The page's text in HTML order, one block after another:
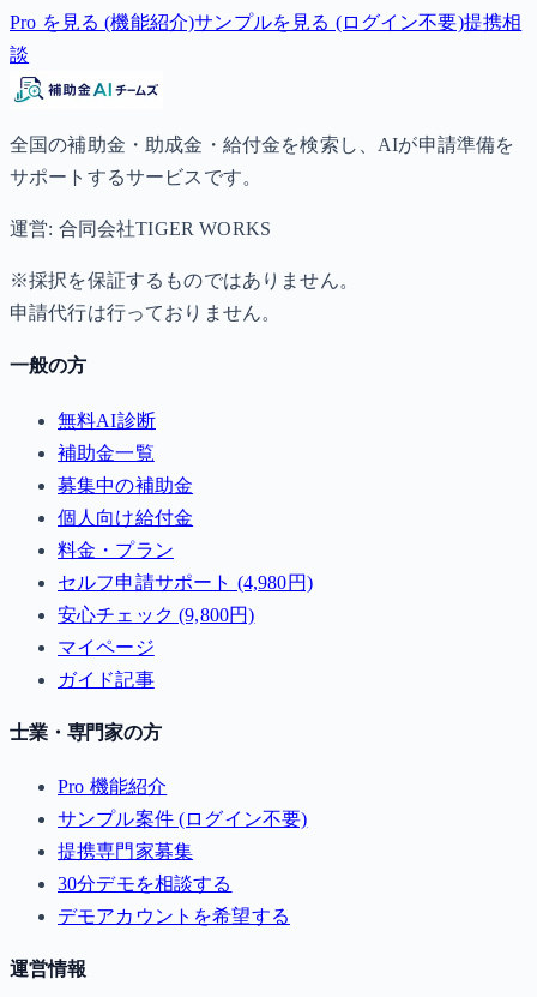
Pro を見る (機能紹介)サンプルを見る (ログイン不要)提携相
談
全国の補助金・助成金・給付金を検索し、AIが申請準備を
サポートするサービスです。
運営: 合同会社TIGER WORKS
※採択を保証するものではありません。
申請代行は行っておりません。
一般の方
無料AI診断
補助金一覧
募集中の補助金
個人向け給付金
料金・プラン
セルフ申請サポート (4,980円)
安心チェック (9,800円)
マイページ
ガイド記事
士業・専門家の方
Pro 機能紹介
サンプル案件 (ログイン不要)
提携専門家募集
30分デモを相談する
デモアカウントを希望する
運営情報